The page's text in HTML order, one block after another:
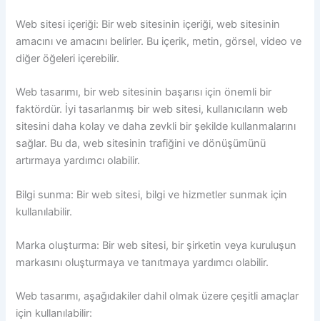
Web sitesi içeriği: Bir web sitesinin içeriği, web sitesinin
amacını ve amacını belirler. Bu içerik, metin, görsel, video ve
diğer öğeleri içerebilir.
Web tasarımı, bir web sitesinin başarısı için önemli bir
faktördür. İyi tasarlanmış bir web sitesi, kullanıcıların web
sitesini daha kolay ve daha zevkli bir şekilde kullanmalarını
sağlar. Bu da, web sitesinin trafiğini ve dönüşümünü
artırmaya yardımcı olabilir.
Bilgi sunma: Bir web sitesi, bilgi ve hizmetler sunmak için
kullanılabilir.
Marka oluşturma: Bir web sitesi, bir şirketin veya kuruluşun
markasını oluşturmaya ve tanıtmaya yardımcı olabilir.
Web tasarımı, aşağıdakiler dahil olmak üzere çeşitli amaçlar
için kullanılabilir: